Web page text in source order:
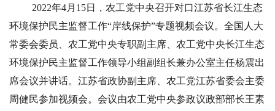
2022年4月15日，农工党中央召开对口江苏省长江生态
环境保护民主监督工作“岸线保护”专题视频会议。全国人大
常委会委员、农工党中央专职副主席、农工党中央长江生态
环境保护民主监督工作领导小组副组长兼办公室主任杨震出
席会议并讲话。江苏省政协副主席、农工党江苏省委会主委
周健民参加视频会。会议由农工党中央参政议政部部长王素